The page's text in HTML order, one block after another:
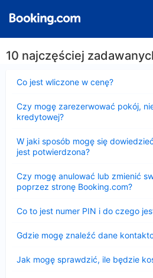
10 najczęściej
Co jest wliczone w cenę?
Czy mogę zarezerwować pokój,
kredytowej?
W jaki sposób mogę się
jest potwierdzona?
Czy mogę anulować lub zmienić
poprzez stronę Booking.com?
Co to jest numer PIN i do czego
Gdzie mogę znaleźć dane
Jak mogę sprawdzić, ile będzie